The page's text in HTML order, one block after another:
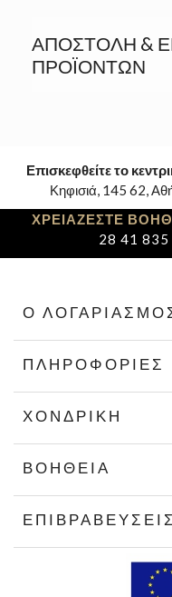
ΑΠΟΣΤΟΛΉ &
ΠΡΟΪΟΝΤΩΝ
Επισκεφθείτε το
Κηφισιά, 145 62,
ΧΡΕΙΑΖΕΣΤΕ
28 41
Ο
ΠΛΗΡΟΦΟΡΊΕΣ
ΧΟΝΔΡΙΚΉ
ΒΟΉΘΕΙΑ
ΕΠΙΒΡΑΒΕΎΣΕΙΣ